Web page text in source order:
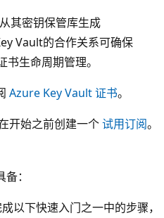
其密钥保管库生成
Vault的合作关系可确保
生命周期管理。
Azure Key Vault 证书。
开始之前创建一个试用订阅。
：
以下快速入门之一中的步骤，